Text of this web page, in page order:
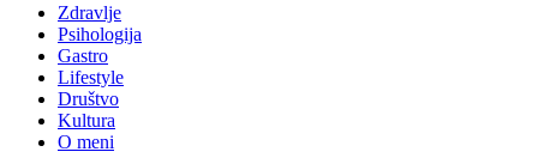
Zdravlje
Psihologija
Gastro
Lifestyle
Društvo
Kultura
O meni